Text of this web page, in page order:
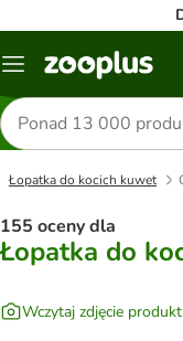
Menu
Szukaj
produktów
Łopatka do kocich kuwet
155 oceny dla
Łopatka do
Wczytaj zdjęcie